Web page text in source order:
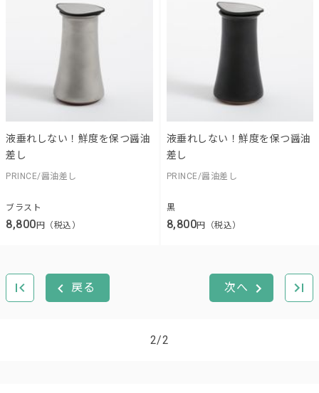
液垂れしない！鮮度を保つ醤油
差し
PRINCE/醤油差し
ブラスト
8,800 円（税込）
液垂れしない！鮮度を保つ醤油
差し
PRINCE/醤油差し
黒
8,800円（税込）
2/2